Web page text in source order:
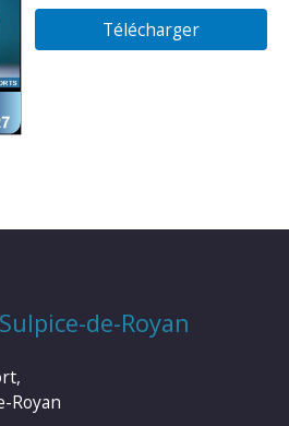
Télécharger
de-Royan
Royan